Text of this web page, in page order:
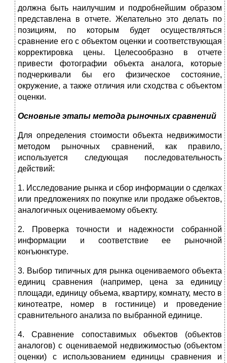
должна быть наилучшим и подробнейшим образом
представлена в отчете. Желательно это делать по
позициям, по которым будет осуществляться
сравнение его с объектом оценки и соответствующая
корректировка цены. Целесообразно в отчете
привести фотографии объекта аналога, которые
подчеркивали бы его физическое состояние,
окружение, а также отличия или сходства с объектом
оценки.
Основные этапы метода рыночных сравнений
Для определения стоимости объекта недвижимости
методом рыночных сравнений, как правило,
используется следующая последовательность
действий:
1. Исследование рынка и сбор информации о сделках
или предложениях по покупке или продаже объектов,
аналогичных оцениваемому объекту.
2. Проверка точности и надежности собранной
информации и соответствие ее рыночной
конъюнктуре.
3. Выбор типичных для рынка оцениваемого объекта
единиц сравнения (например, цена за единицу
площади, единицу объема, квартиру, комнату, место в
кинотеатре, номер в гостинице) и проведение
сравнительного анализа по выбранной единице.
4. Сравнение сопоставимых объектов (объектов
аналогов) с оцениваемой недвижимостью (объектом
оценки) с использованием единицы сравнения и